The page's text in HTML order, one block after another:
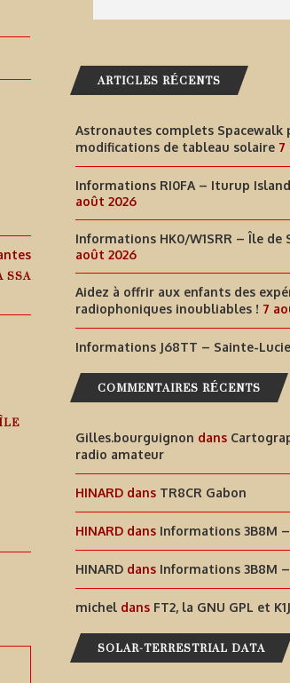
SSA
DES EXPÉRIENCES
RADIOPHONIQUES...
ARTICLES RÉCENTS
Astronautes complets Spacewalk
modifications de tableau solaire 7
Informations RI0FA – Iturup
août 2026
Informations HK0/W1SRR – Île de
août 2026
Aidez à offrir aux enfants des
radiophoniques inoubliables ! 7
Informations J68TT – Sainte-Lucie
COMMENTAIRES RÉCENTS
Gilles.bourguignon dans
radio amateur
HINARD dans TR8CR Gabon
HINARD dans Informations 3B8M
HINARD dans Informations 3B8M
michel dans FT2, la GNU GPL et
SOLAR-TERRESTRIAL DATA